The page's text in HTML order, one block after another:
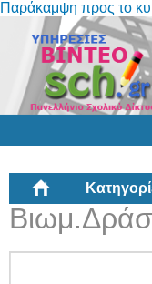
Παράκαμψη προς το